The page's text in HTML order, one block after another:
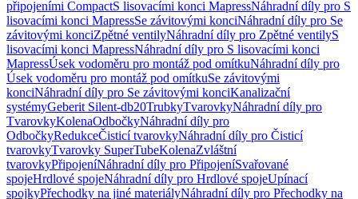
připojeními CompactS lisovacími konci MapressNáhradní díly pro S
lisovacími konci MapressSe závitovými konciNáhradní díly pro Se
závitovými konciZpětné ventilyNáhradní díly pro Zpětné ventilyS
lisovacími konci MapressNáhradní díly pro S lisovacími konci
MapressÚsek vodoměru pro montáž pod omítkuNáhradní díly pro
Úsek vodoměru pro montáž pod omítkuSe závitovými
konciNáhradní díly pro Se závitovými konciKanalizační
systémyGeberit Silent-db20TrubkyTvarovkyNáhradní díly pro
TvarovkyKolenaOdbočkyNáhradní díly pro
OdbočkyRedukceČisticí tvarovkyNáhradní díly pro Čisticí
tvarovkyTvarovky SuperTubeKolenaZvláštní
tvarovkyPřipojeníNáhradní díly pro PřipojeníSvařované
spojeHrdlové spojeNáhradní díly pro Hrdlové spojeUpínací
spojkyPřechodky na jiné materiályNáhradní díly pro Přechodky na